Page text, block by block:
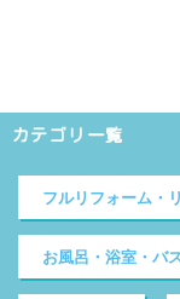
カテゴリ一覧
フルリフォーム・
お風呂・浴室・バ